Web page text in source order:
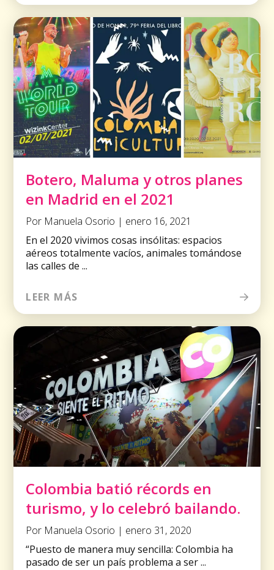
Botero, Maluma y otros planes
en Madrid en el 2021
Por Manuela Osorio | enero 16, 2021
En el 2020 vivimos cosas insólitas: espacios
aéreos totalmente vacíos, animales tomándose
las calles de ...
LEER MÁS
Colombia batió récords en
turismo, y lo celebró bailando.
Por Manuela Osorio | enero 31, 2020
“Puesto de manera muy sencilla: Colombia ha
pasado de ser un país problema a ser ...